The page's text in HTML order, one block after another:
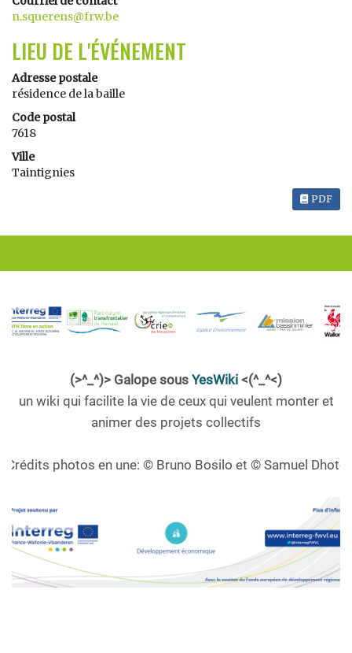
n.squerens@frw.be
LIEU DE L'ÉVÉNEMENT
Adresse postale
résidence de la baille
Code postal
7618
Ville
Taintignies
PDF